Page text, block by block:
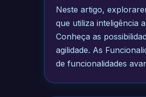
Neste artigo,
que utiliza inteligência
Conheça as
agilidade. As
de funcionalidades